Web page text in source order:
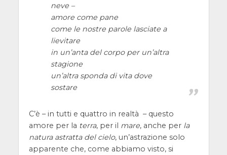
neve –
amore come pane
come le nostre parole lasciate a
lievitare
in un’anta del corpo per un’altra
stagione
un’altra sponda di vita dove
sostare
C’è – in tutti e quattro in realtà – questo
amore per la terra, per il mare, anche per la
natura astratta del cielo, un’astrazione solo
apparente che, come abbiamo visto, si